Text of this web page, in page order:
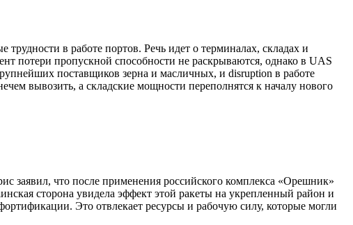
в работе портов. Речь идет о терминалах, складах и
потери пропускной способности не раскрываются, однако в UAS
поставщиков зерна и масличных, и disruption в работе
вывозить, а складские мощности переполнятся к началу нового
заявил, что после применения российского комплекса «Орешник»
сторона увидела эффект этой ракеты на укрепленный район и
Это отвлекает ресурсы и рабочую силу, которые могли